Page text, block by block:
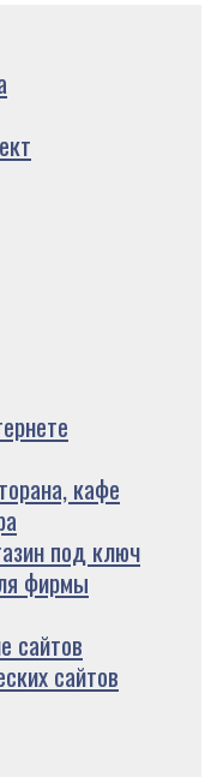
кафе
под ключ
фирмы
сайтов
сайтов